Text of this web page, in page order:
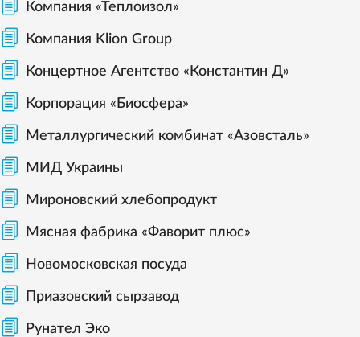
Компания «Теплоизол»
Компания Klion Group
Концертное Агентство «Константин Д»
Корпорация «Биосфера»
Металлургический комбинат «Азовсталь»
МИД Украины
Мироновский хлебопродукт
Мясная фабрика «Фаворит плюс»
Новомосковская посуда
Приазовский сырзавод
Рунател Эко